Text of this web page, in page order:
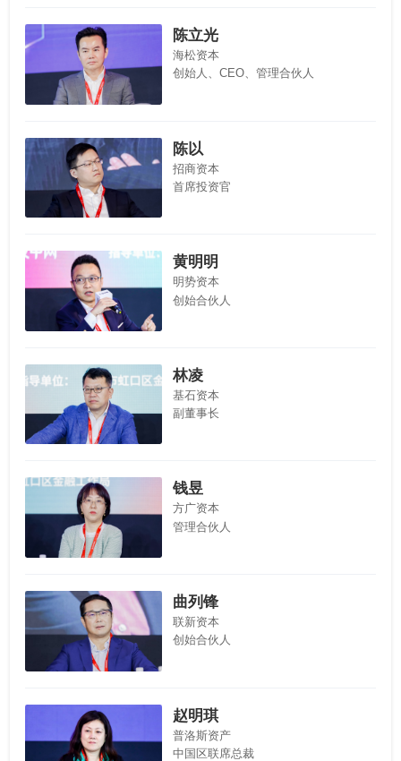
陈立光
海松资本
创始人、CEO、管理合伙人
陈以
招商资本
首席投资官
黄明明
明势资本
创始合伙人
林凌
基石资本
副董事长
钱昱
方广资本
管理合伙人
曲列锋
联新资本
创始合伙人
赵明琪
普洛斯资产
中国区联席总裁